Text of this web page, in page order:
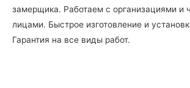
замерщика. Работаем с организациями и
лицами. Быстрое изготовление и
Гарантия на все виды работ.